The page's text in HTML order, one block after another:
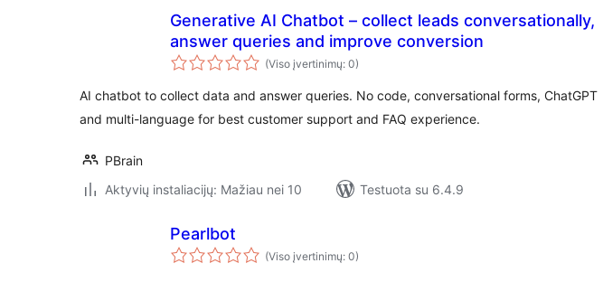
Generative AI Chatbot – collect leads conversationally,
answer queries and improve conversion
(Viso įvertinimų: 0)
AI chatbot to collect data and answer queries. No code, conversational forms, ChatGPT
and multi-language for best customer support and FAQ experience.
PBrain
Aktyvių instaliacijų: Mažiau nei 10
Testuota su 6.4.9
Pearlbot
(Viso įvertinimų: 0)